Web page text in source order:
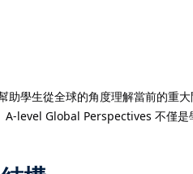
助學生從全球的角度理解當前的
level Global Perspectives 不僅
記住 我